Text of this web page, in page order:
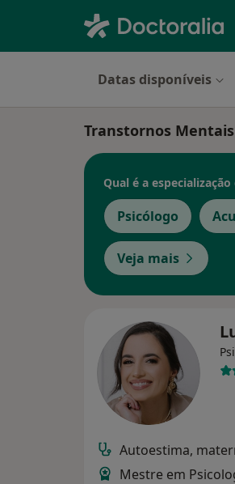
Datas disponíveis
Transtornos
Qual é a
Psicólogo
Veja mais
Autoestima,
Mestre em